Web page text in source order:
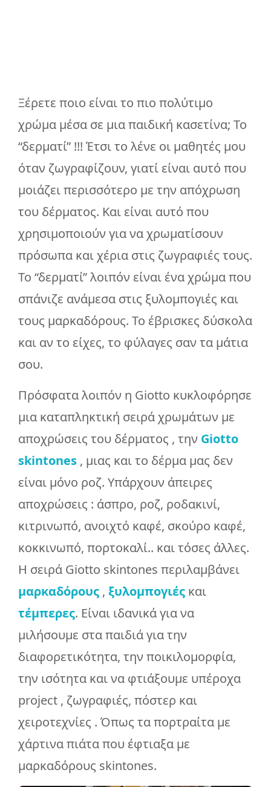
Ξέρετε ποιο είναι το πιο πολύτιμο
χρώμα μέσα σε μια παιδική κασετίνα; Το
“δερματί” !!! Έτσι το λένε οι μαθητές μου
όταν ζωγραφίζουν, γιατί είναι αυτό που
μοιάζει περισσότερο με την απόχρωση
του δέρματος. Και είναι αυτό που
χρησιμοποιούν για να χρωματίσουν
πρόσωπα και χέρια στις ζωγραφιές τους.
Το “δερματί” λοιπόν είναι ένα χρώμα που
σπάνιζε ανάμεσα στις ξυλομπογιές και
τους μαρκαδόρους. Το έβρισκες δύσκολα
και αν το είχες, το φύλαγες σαν τα μάτια
σου.
Πρόσφατα λοιπόν η Giotto κυκλοφόρησε
μια καταπληκτική σειρά χρωμάτων με
αποχρώσεις του δέρματος , την Giotto
skintones , μιας και το δέρμα μας δεν
είναι μόνο ροζ. Υπάρχουν άπειρες
αποχρώσεις : άσπρο, ροζ, ροδακινί,
κιτρινωπό, ανοιχτό καφέ, σκούρο καφέ,
κοκκινωπό, πορτοκαλί.. και τόσες άλλες.
Η σειρά Giotto skintones περιλαμβάνει
μαρκαδόρους , ξυλομπογιές και
τέμπερες. Είναι ιδανικά για να
μιλήσουμε στα παιδιά για την
διαφορετικότητα, την ποικιλομορφία,
την ισότητα και να φτιάξουμε υπέροχα
project , ζωγραφιές, πόστερ και
χειροτεχνίες . Όπως τα πορτραίτα με
χάρτινα πιάτα που έφτιαξα με
μαρκαδόρους skintones.